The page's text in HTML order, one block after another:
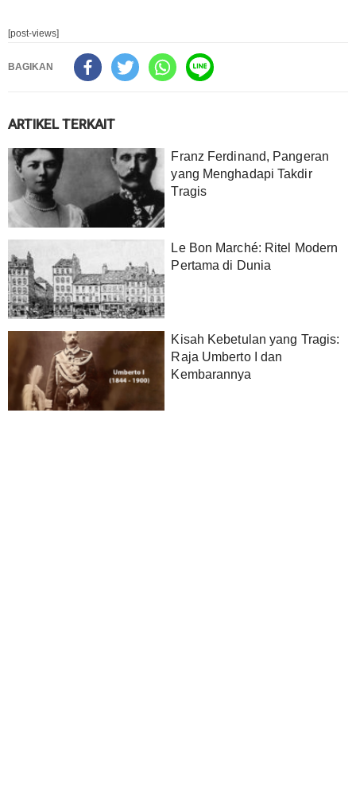
[post-views]
BAGIKAN
ARTIKEL TERKAIT
Franz Ferdinand, Pangeran
yang Menghadapi Takdir
Tragis
Le Bon Marché: Ritel Modern
Pertama di Dunia
Kisah Kebetulan yang Tragis:
Raja Umberto I dan
Kembarannya